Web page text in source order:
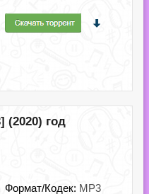
(2020) год
Формат/Кодек: MP3